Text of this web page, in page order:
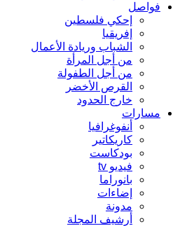
فواصل
إحكي فلسطين
إفريقيا
الشباب وريادة الأعمال
من أجل المرأة
من أجل الطفولة
القرص الأخضر
خارج الحدود
مسارات
أنفوغرافيا
كاريكاتير
بودكاست
فيديو tv
بانوراما
إضاءات
مدونة
أرشيف المجلة